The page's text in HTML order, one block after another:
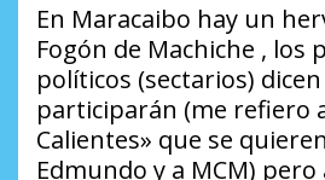
En Maracaibo hay un
Fogón de Machiche , los
políticos (sectarios)
participarán (me refiero
Calientes» que se
Edmundo y a MCM)